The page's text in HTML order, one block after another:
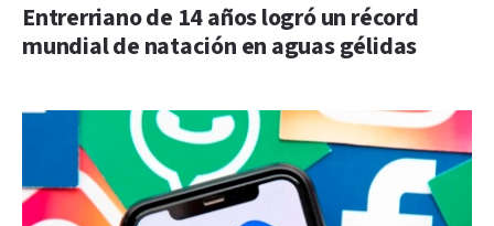
Entrerriano de 14 años logró un récord
mundial de natación en aguas gélidas